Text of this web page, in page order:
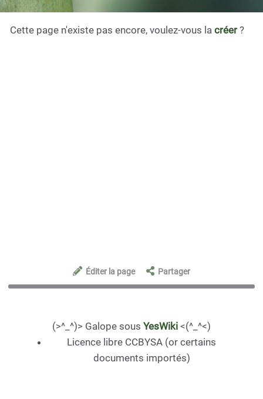
Cette page n'existe pas encore, voulez-vous la créer?
Éditer la page Partager
(>^_^)> Galope sous YesWiki <(^_^<)
Licence libre CCBYSA (or certains
documents importés)